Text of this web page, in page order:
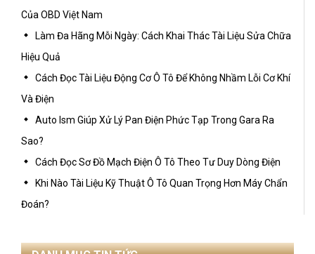
Của OBD Việt Nam
Làm Đa Hãng Mỗi Ngày: Cách Khai Thác Tài Liệu Sửa Chữa
Hiệu Quả
Cách Đọc Tài Liệu Động Cơ Ô Tô Để Không Nhầm Lỗi Cơ Khí
Và Điện
Auto Ism Giúp Xử Lý Pan Điện Phức Tạp Trong Gara Ra
Sao?
Cách Đọc Sơ Đồ Mạch Điện Ô Tô Theo Tư Duy Dòng Điện
Khi Nào Tài Liệu Kỹ Thuật Ô Tô Quan Trọng Hơn Máy Chẩn
Đoán?